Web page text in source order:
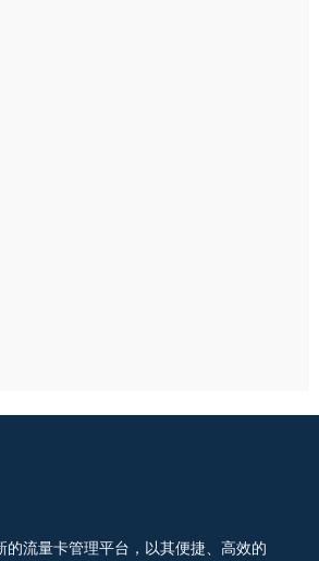
的流量卡管理平台，以其便捷、高效的